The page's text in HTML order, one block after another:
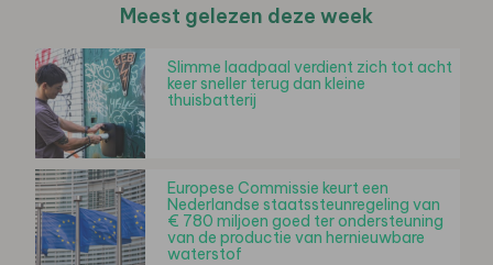
Meest gelezen deze week
Slimme laadpaal verdient zich tot acht
keer sneller terug dan kleine
thuisbatterij
Europese Commissie keurt een
Nederlandse staatssteunregeling van
€ 780 miljoen goed ter ondersteuning
van de productie van hernieuwbare
waterstof